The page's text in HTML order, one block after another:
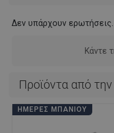
Δεν υπάρχουν ερωτήσεις.
Κάντε
Προϊόντα από την
ΗΜΈΡΕΣ ΜΠΆΝΙΟΥ